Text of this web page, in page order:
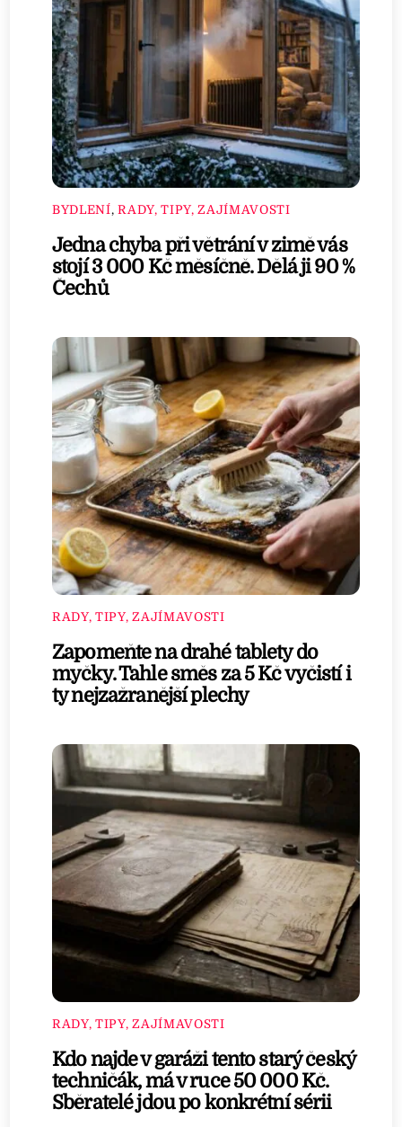
BYDLENÍ,RADY, TIPY, ZAJÍMAVOSTI
Jedna chyba při větrání v zimě vás
stojí 3 000 Kč měsíčně. Dělá ji 90 %
Čechů
RADY, TIPY, ZAJÍMAVOSTI
Zapomeňte na drahé tablety do
myčky. Tahle směs za 5 Kč vyčistí i
ty nejzažranější plechy
RADY, TIPY, ZAJÍMAVOSTI
Kdo najde v garáži tento starý český
techničák, má v ruce 50 000 Kč.
Sběratelé jdou po konkrétní sérii